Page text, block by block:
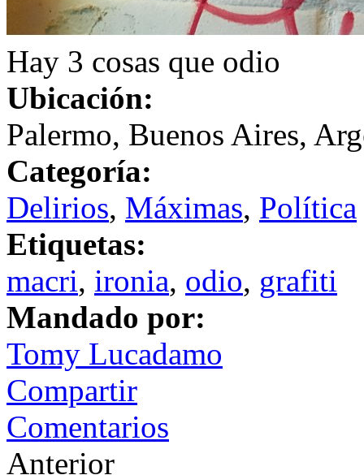
Hay 3 cosas que odio
Ubicación:
Palermo, Buenos Aires,
Categoría:
Delirios, Máximas, Política
Etiquetas:
macri, ironia, odio, grafiti
Mandado por:
Tomy Lucadamo
Compartir
Comentarios
Anterior